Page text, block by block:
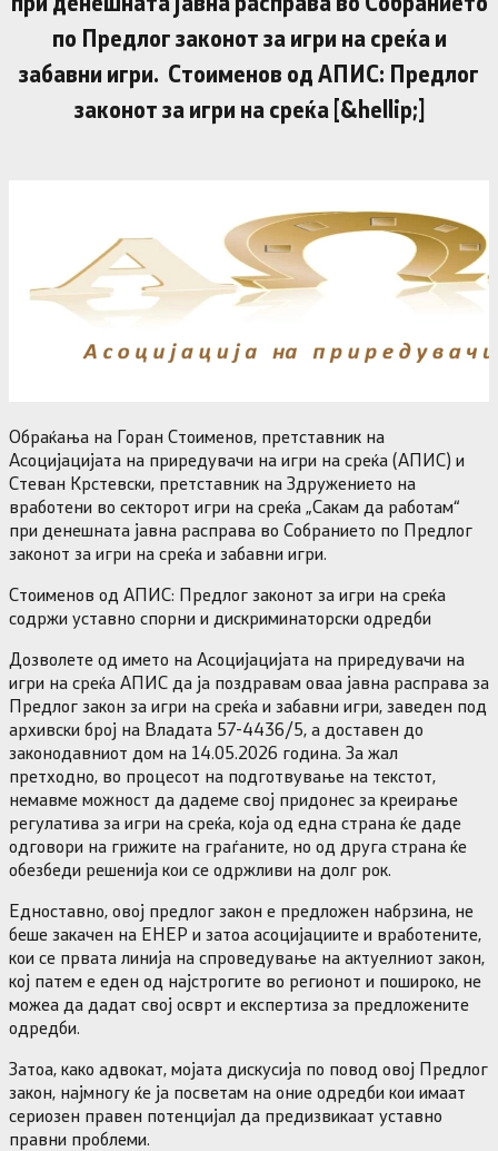
по Предлог законот за игри на среќа и
забавни игри. Стоименов од АПИС: Предлог
законот за игри на среќа [&hellip;]
Обраќања на Горан Стоименов, претставник на
Асоцијацијата на приредувачи на игри на среќа (АПИС) и
Стеван Крстевски, претставник на Здружението на
вработени во секторот игри на среќа „Сакам да работам“
при денешната јавна расправа во Собранието по Предлог
законот за игри на среќа и забавни игри.
Стоименов од АПИС: Предлог законот за игри на среќа
содржи уставно спорни и дискриминаторски одредби
Дозволете од името на Асоцијацијата на приредувачи на
игри на среќа АПИС да ја поздравам оваа јавна расправа за
Предлог закон за игри на среќа и забавни игри, заведен под
архивски број на Владата 57-4436/5, a доставен до
законодавниот дом на 14.05.2026 година. За жал
претходно, во процесот на подготвување на текстот,
немавме можност да дадеме свој придонес за креирање
регулатива за игри на среќа, која од една страна ќе даде
одговори на грижите на граѓаните, но од друга страна ќе
обезбеди решенија кои се одржливи на долг рок.
Едноставно, овој предлог закон е предложен набрзина, не
беше закачен на ЕНЕР и затоа асоцијациите и вработените,
кои се првата линија на спроведување на актуелниот закон,
кој патем е еден од најстрогите во регионот и пошироко, не
можеа да дадат свој осврт и експертиза за предложените
одредби.
Затоа, како адвокат, мојата дискусија по повод овој Предлог
закон, најмногу ќе ја посветам на оние одредби кои имаат
сериозен правен потенцијал да предизвикаат уставно
правни проблеми.